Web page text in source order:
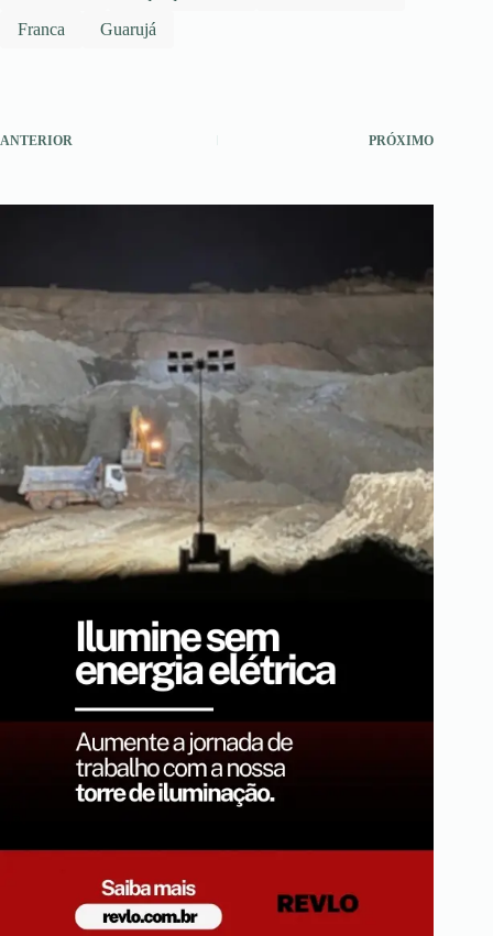
Franca
Guarujá
ANTERIOR PRÓXIMO